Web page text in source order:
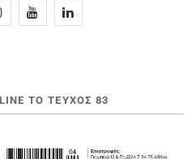
ΤΟ ΤΕΎΧΟΣ 83